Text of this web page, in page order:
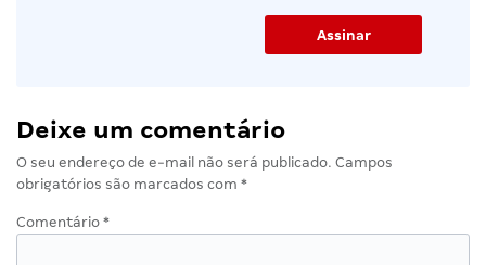
Deixe um comentário
O seu endereço de e-mail não será publicado. Campos
obrigatórios são marcados com *
Comentário *